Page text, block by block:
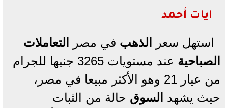
ايات أحمد
استهل سعر الذهب في مصر
التعاملات
الصباحية
عند مستويات 3265 جنيها للجرام
من عيار 21 وهو الأكثر مبيعا في مصر،
حيث يشهد السوق حالة من الثبات